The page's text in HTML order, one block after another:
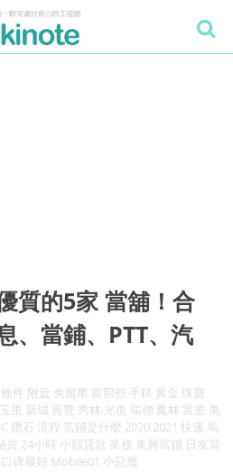
質的5家 當舖！合
、當鋪、PTT、汽
件 附近 免留車 當那些 手錶 黃金 珠寶
里 新城 壽豐 秀林 光復 瑞穗 鳳林 富里 萬
鑽石 流程 當鋪是什麼 2020 2021 快速 馬
資 24小時 小額貸款 業務 東興當鋪 日友當
碑最好 Mobile01 小惡魔